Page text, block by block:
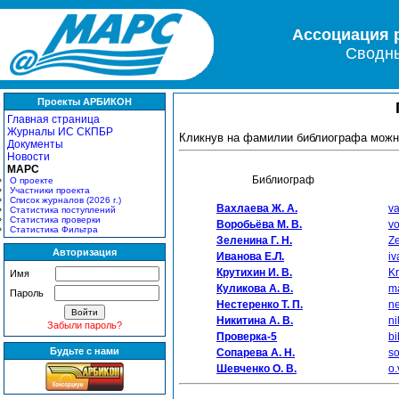
Ассоциация
Проекты АРБИКОН
Главная страница
Журналы ИС СКПБР
Документы
Новости
МАРС
О проекте
Участники проекта
Список журналов (2026 г.)
Статистика поступлений
Статистика проверки
Статистика Фильтра
Авторизация
Имя
Пароль
Забыли пароль?
Будьте с нами
Кликнув на фамилии библиографа
Библиограф
Вахлаева Ж. А.
Воробьёва М. В.
Зеленина Г. Н.
Иванова Е.Л.
Крутихин И. В.
Куликова А. В.
Нестеренко Т. П.
Никитина А. В.
Проверка-5
Сопарева А. Н.
Шевченко О. В.